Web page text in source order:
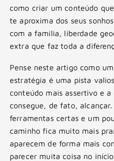
como criar um conteúdo
te aproxima dos seus
com a família, liberdade
extra que faz toda a
Pense neste artigo como
estratégia é uma pista
conteúdo mais assertivo e
consegue, de fato,
ferramentas certas e um
caminho fica muito mais
aparecem de forma mais
parecer muita coisa no